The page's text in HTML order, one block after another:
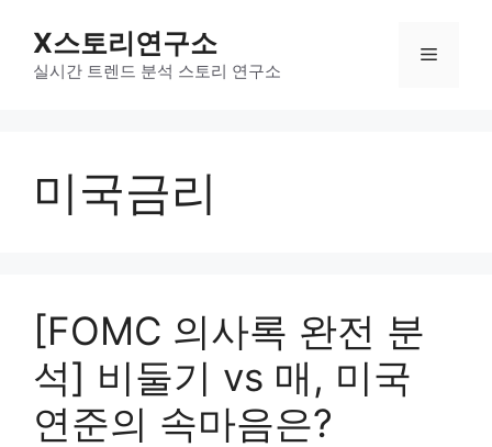
X스토리연구소
실시간 트렌드 분석 스토리 연구소
메
미국금리
[FOMC 의사록 완전 분
석] 비둘기 vs 매, 미국
연준의 속마음은?